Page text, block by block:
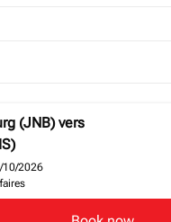
option Round trip Selected
(JNB) vers
10/2026